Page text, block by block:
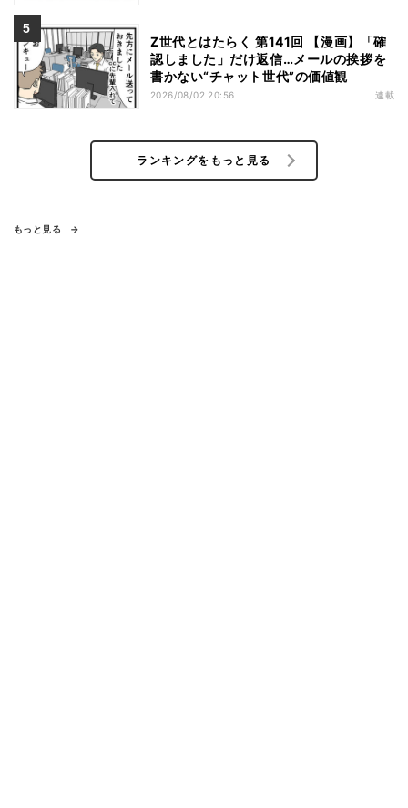
Z世代とはたらく 第141回 【漫画】「確
認しました」だけ返信…メールの挨拶を
書かない“チャット世代”の価値観
2026/08/02 20:56 連載
ランキングをもっと見る
もっと見る